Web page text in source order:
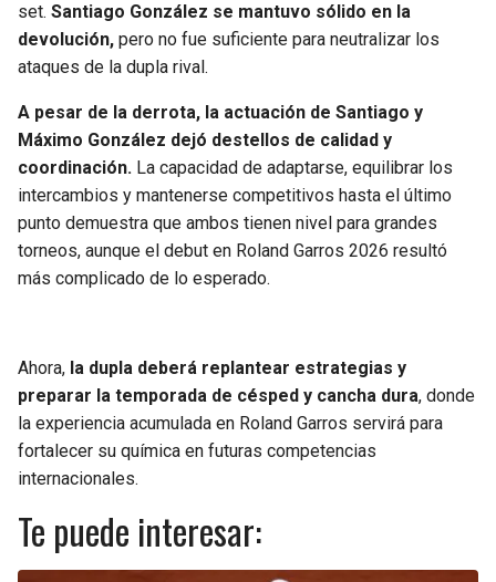
set. Santiago González se mantuvo sólido en la
devolución, pero no fue suficiente para neutralizar los
ataques de la dupla rival.
A pesar de la derrota, la actuación de Santiago y
Máximo González dejó destellos de calidad y
coordinación. La capacidad de adaptarse, equilibrar los
intercambios y mantenerse competitivos hasta el último
punto demuestra que ambos tienen nivel para grandes
torneos, aunque el debut en Roland Garros 2026 resultó
más complicado de lo esperado.
Ahora, la dupla deberá replantear estrategias y
preparar la temporada de césped y cancha dura, donde
la experiencia acumulada en Roland Garros servirá para
fortalecer su química en futuras competencias
internacionales.
Te puede interesar: